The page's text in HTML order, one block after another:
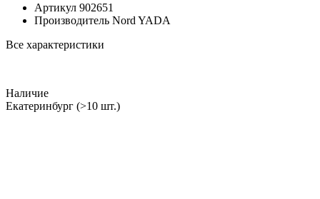
Артикул 902651
Производитель Nord YADA
Все характеристики
Наличие
Екатеринбург (>10 шт.)